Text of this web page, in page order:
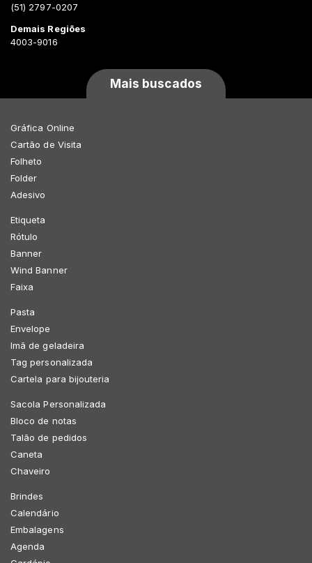
(51) 2797-0207
Demais Regiões
4003-9016
Mais buscados
Gráfica Online
Cartão de Visita
Folheto
Folder
Adesivo
Etiqueta
Rótulo
Banner
Wind Banner
Faixa
Pasta
Envelope
Imã de geladeira
Tag personalizada
Cartela para bijouteria
Sacola Personalizada
Bloco de notas
Talão de pedidos
Caneta
Chaveiro
Brindes
Calendário
Embalagens
Agenda